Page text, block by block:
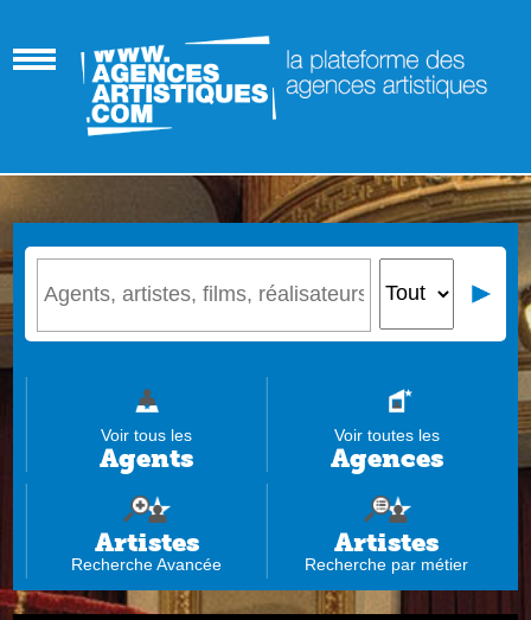
Voir tous les
Agents
Voir toutes les
Agences
Artistes
Recherche Avancée
Artistes
Recherche par métier